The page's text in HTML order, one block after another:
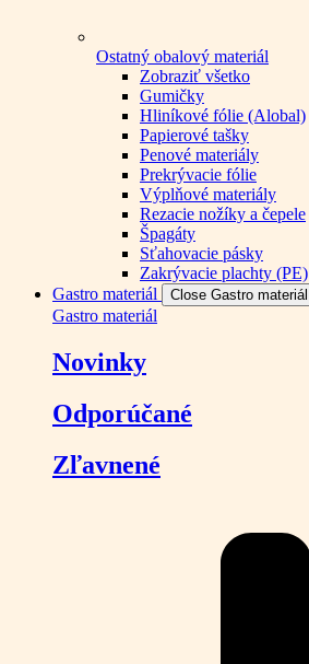
Ostatný obalový materiál
Zobraziť všetko
Gumičky
Hliníkové fólie (Alobal)
Papierové tašky
Penové materiály
Prekrývacie fólie
Výplňové materiály
Rezacie nožíky a čepele
Špagáty
Sťahovacie pásky
Zakrývacie plachty (PE)
Gastro materiál
Close Gastro materiál
Gastro materiál
Novinky
Odporúčané
Zľavnené